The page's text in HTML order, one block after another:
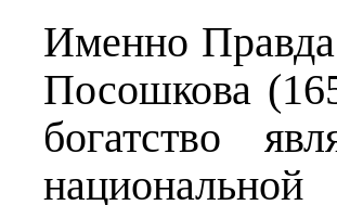
Именно
Посошкова
богатство